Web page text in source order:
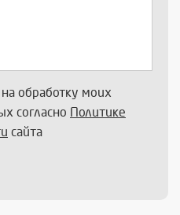
обработку моих
согласно Политике
сайта